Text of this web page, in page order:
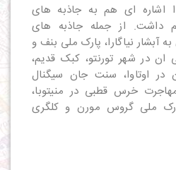
اشاره ای هم به جاذبه های
داشت. از جمله جاذبه های
آبشار نیاگارا، پارک ملی بنف و
در شهر تورنتو، کبک قدیم،
در اوتاوا، سنت جان سیگنال
خرس قطبی در منیتوبا،
ملی گروس مورن و کلگری